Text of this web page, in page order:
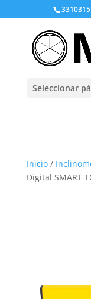
Seleccionar
Inicio/
Digital SMART